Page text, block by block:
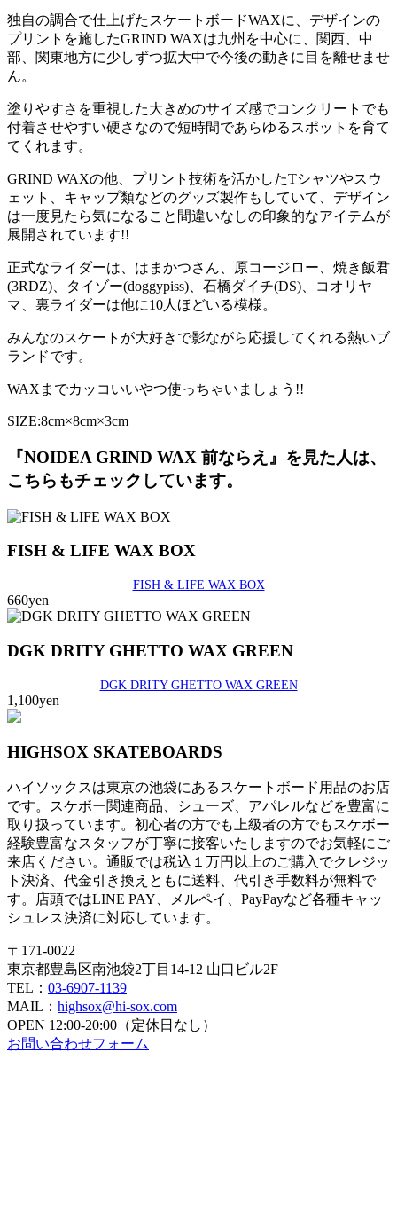
独自の調合で仕上げたスケートボードWAXに、デザインの
プリントを施したGRIND WAXは九州を中心に、関西、中
部、関東地方に少しずつ拡大中で今後の動きに目を離せませ
ん。
塗りやすさを重視した大きめのサイズ感でコンクリートでも
付着させやすい硬さなので短時間であらゆるスポットを育て
てくれます。
GRIND WAXの他、プリント技術を活かしたTシャツやスウ
ェット、キャップ類などのグッズ製作もしていて、デザイン
は一度見たら気になること間違いなしの印象的なアイテムが
展開されています!!
正式なライダーは、はまかつさん、原コージロー、焼き飯君
(3RDZ)、タイゾー(doggypiss)、石橋ダイチ(DS)、コオリヤ
マ、裏ライダーは他に10人ほどいる模様。
みんなのスケートが大好きで影ながら応援してくれる熱いブ
ランドです。
WAXまでカッコいいやつ使っちゃいましょう!!
SIZE:8cm×8cm×3cm
『NOIDEA GRIND WAX 前ならえ』を見た人は、
こちらもチェックしています。
FISH & LIFE WAX BOX
FISH & LIFE WAX BOX
660yen
DGK DRITY GHETTO WAX GREEN
DGK DRITY GHETTO WAX GREEN
1,100yen
HIGHSOX SKATEBOARDS
ハイソックスは東京の池袋にあるスケートボード用品のお店
です。スケボー関連商品、シューズ、アパレルなどを豊富に
取り扱っています。初心者の方でも上級者の方でもスケボー
経験豊富なスタッフが丁寧に接客いたしますのでお気軽にご
来店ください。通販では税込１万円以上のご購入でクレジッ
ト決済、代金引き換えともに送料、代引き手数料が無料で
す。店頭ではLINE PAY、メルペイ、PayPayなど各種キャッ
シュレス決済に対応しています。
〒171-0022
東京都豊島区南池袋2丁目14-12 山口ビル2F
TEL： 03-6907-1139
MAIL： highsox@hi-sox.com
OPEN 12:00-20:00（定休日なし）
お問い合わせフォーム